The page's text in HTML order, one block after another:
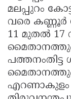
മലപ്പുറം
വരെ കണ്ണൂർ
11 മുതൽ 17
എറണാകുളം